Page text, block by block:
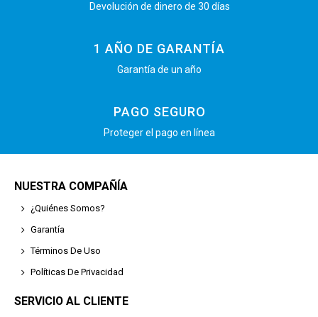
Devolución de dinero de 30 días
1 AÑO DE GARANTÍA
Garantía de un año
PAGO SEGURO
Proteger el pago en línea
NUESTRA COMPAÑÍA
¿Quiénes Somos?
Garantía
Términos De Uso
Políticas De Privacidad
SERVICIO AL CLIENTE